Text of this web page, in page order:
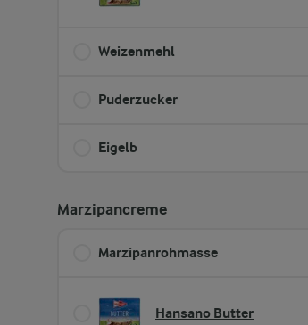
Weizenmehl
Puderzucker
Eigelb
Marzipancreme
Marzipanrohmasse
Hansano Butter